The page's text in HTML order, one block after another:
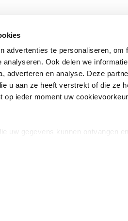
advertenties te personaliseren, om
Ook delen we
adverteren en analyse. Deze
u aan ze heeft verstrekt of die ze
ieder moment uw
uw gegevens kunnen ontvangen
Over ons
Vacatures
Winkels en openingstijden
Cadeaukaart